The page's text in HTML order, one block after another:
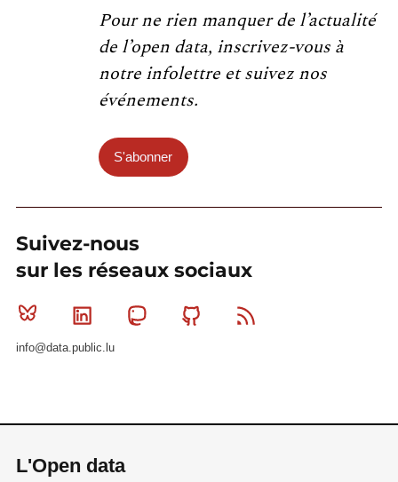
Pour ne rien manquer de l’actualité
de l’open data, inscrivez-vous à
notre infolettre et suivez nos
événements.
S'abonner
Suivez-nous
sur les réseaux sociaux
Bluesky Linkedin MastodonGithub
info@data.public.lu
L'Open data